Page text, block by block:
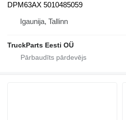
DPM63AX 5010485059
Igaunija, Tallinn
TruckParts Eesti OÜ